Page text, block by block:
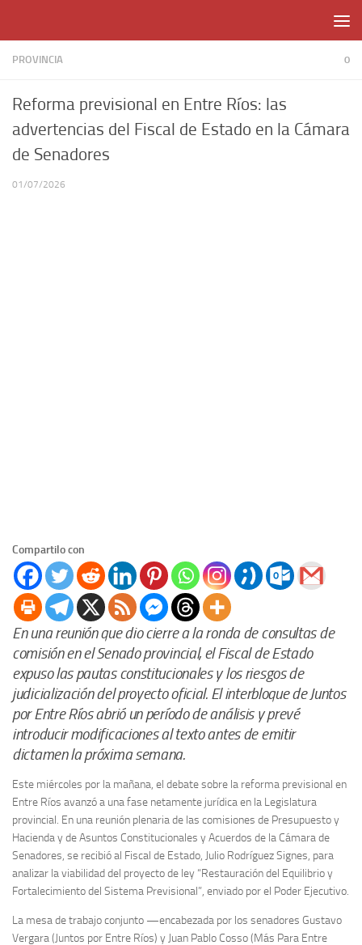
PROVINCIA 0
Reforma previsional en Entre Ríos: las
advertencias del Fiscal de Estado en la Cámara
de Senadores
01/07/2026
Compartilo con
En una reunión que dio cierre a la ronda de consultas de
comisión en el Senado provincial, el Fiscal de Estado
expuso las pautas constitucionales y los riesgos de
judicialización del proyecto oficial. El interbloque de Juntos
por Entre Ríos abrió un período de análisis y prevé
introducir modificaciones al texto antes de emitir
dictamen la próxima semana.
Este miércoles por la mañana, el debate sobre la reforma previsional en
Entre Ríos avanzó a una fase netamente jurídica en la Legislatura
provincial. En una reunión plenaria de las comisiones de Presupuesto y
Hacienda y de Asuntos Constitucionales y Acuerdos de la Cámara de
Senadores, se recibió al Fiscal de Estado, Julio Rodríguez Signes, para
analizar la viabilidad del proyecto de ley “Restauración del Equilibrio y
Fortalecimiento del Sistema Previsional”, enviado por el Poder Ejecutivo.
La mesa de trabajo conjunto —encabezada por los senadores Gustavo
Vergara (Juntos por Entre Ríos) y Juan Pablo Cosso (Más Para Entre